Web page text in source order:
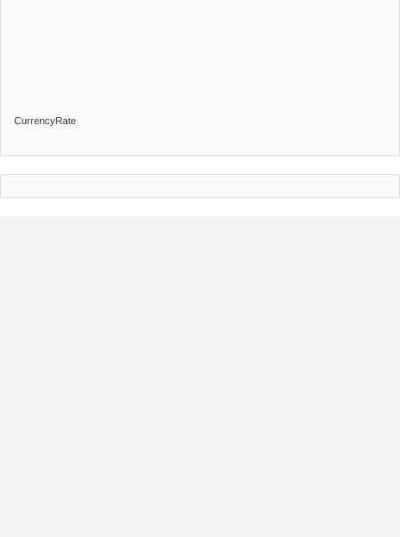
CurrencyRate